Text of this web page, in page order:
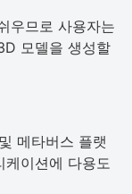
우므로 사용자는
모델을 생성할
메타버스 플랫
이션에 다용도